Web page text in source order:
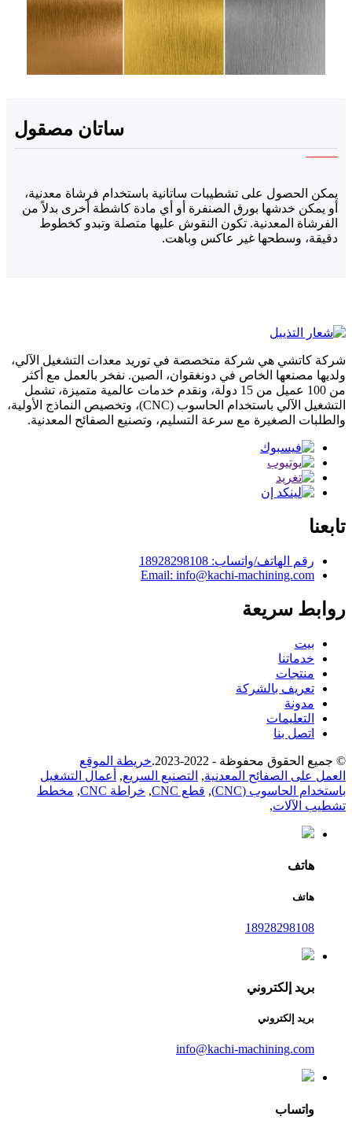
ساتان مصقول
يمكن الحصول على تشطيبات ساتانية باستخدام فرشاة معدنية،
أو يمكن خدشها بورق الصنفرة أو أي مادة كاشطة أخرى بدلاً من
الفرشاة المعدنية. تكون النقوش عليها متصلة وتبدو كخطوط
دقيقة، وسطحها غير عاكس وباهت.
شركة كاتشي هي شركة متخصصة في توريد معدات التشغيل الآلي،
ولديها مصنعها الخاص في دونغقوان، الصين. نفخر بالعمل مع أكثر
من 100 عميل من 15 دولة، ونقدم خدمات عالمية متميزة، تشمل
التشغيل الآلي باستخدام الحاسوب (CNC)، وتخصيص النماذج الأولية،
والطلبات الصغيرة مع سرعة التسليم، وتصنيع الصفائح المعدنية.
تابعنا
رقم الهاتف/واتساب: 18928298108
Email: info@kachi-machining.com
روابط سريعة
بيت
خدماتنا
منتجات
تعريف بالشركة
مدونة
التعليمات
اتصل بنا
© جميع الحقوق محفوظة - 2022-2023.
خريطة الموقع
العمل على الصفائح المعدنية, التصنيع السريع,
أعمال التشغيل
باستخدام الحاسوب (CNC)
, قطع CNC , خراطة CNC , مخطط
تشطيب الآلات,
هاتف
هاتف
18928298108
بريد إلكتروني
بريد إلكتروني
info@kachi-machining.com
واتساب